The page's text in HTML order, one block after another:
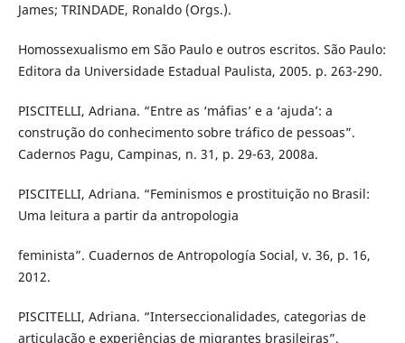
James; TRINDADE, Ronaldo (Orgs.).
Homossexualismo em São Paulo e outros escritos. São Paulo:
Editora da Universidade Estadual Paulista, 2005. p. 263-290.
PISCITELLI, Adriana. “Entre as ‘máfias’ e a ‘ajuda’: a
construção do conhecimento sobre tráfico de pessoas”.
Cadernos Pagu, Campinas, n. 31, p. 29-63, 2008a.
PISCITELLI, Adriana. “Feminismos e prostituição no Brasil:
Uma leitura a partir da antropologia
feminista”. Cuadernos de Antropología Social, v. 36, p. 16,
2012.
PISCITELLI, Adriana. “Interseccionalidades, categorias de
articulação e experiências de migrantes brasileiras”.